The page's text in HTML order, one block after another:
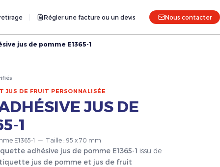
Régler une facture ou un devis Nous contacter
jus de pomme E1365-1
JUS DE FRUIT PERSONNALISÉE
JUS DE
1
E1365-1 — Taille : 95 x 70 mm
adhésive jus de pomme E1365-1 issu de
jus de pomme et jus de fruit